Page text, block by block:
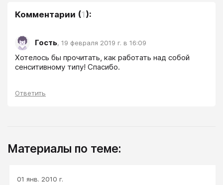
Комментарии (1):
Гость, 19 февраля 2019 г. в 16:09
Хотелось бы прочитать, как работать над собой
сенситивному типу! Спасибо.
Ответить
Материалы по теме:
01 янв. 2010 г.